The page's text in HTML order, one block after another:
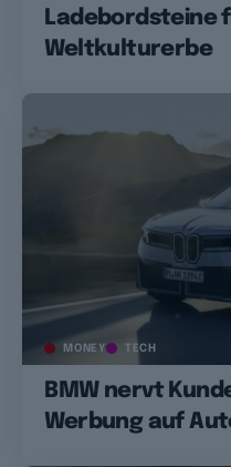
Ladebordsteine
Weltkulturerbe
MONEY TECH
BMW nervt
Werbung auf